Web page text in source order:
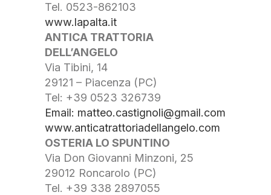
Tel. 0523-862103
www.lapalta.it
ANTICA TRATTORIA
DELL’ANGELO
Via Tibini, 14
29121 – Piacenza (PC)
Tel: +39 0523 326739
Email: matteo.castignoli@gmail.com
www.anticatrattoriadellangelo.com
OSTERIA LO SPUNTINO
Via Don Giovanni Minzoni, 25
29012 Roncarolo (PC)
Tel. +39 338 2897055